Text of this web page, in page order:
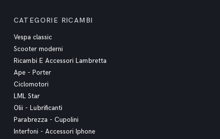
CATEGORIE RICAMBI
Vespa classic
Scooter moderni
Ricambi E Accessori Lambretta
Ape - Porter
Ciclomotori
LML Star
Olii - Lubrificanti
Parabrezza - Cupolini
Interfoni - Accessori Iphone